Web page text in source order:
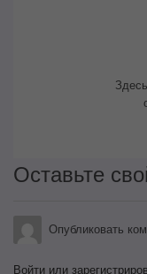
Оставьте
Опубликовать
Войти или